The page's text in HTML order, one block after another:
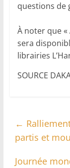
questions de
À noter que «
sera
librairies
SOURCE
←
partis et
Journée